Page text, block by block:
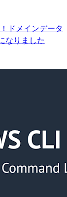
ドメインデータ
なりました